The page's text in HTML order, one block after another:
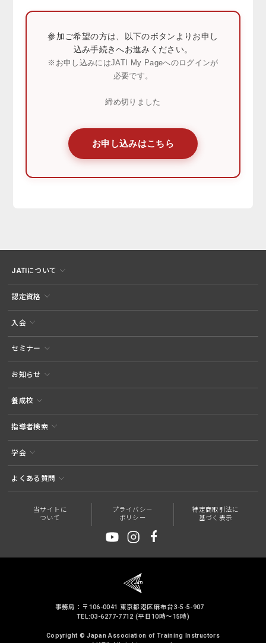
参加ご希望の方は、以下のボタンよりお申し
込み手続きへお進みください。
※お申し込みにはJATI My Pageへのログインが
必要です。
締め切りました
お申し込みはこちら
JATIについて
認定資格
入会
セミナー
お知らせ
養成校
指導者検索
学会
よくある質問
当サイトに
ついて
プライバシー
ポリシー
特定商取引法に
基づく表示
事務局：〒106-0041 東京都港区麻布台3-5-5-907
TEL:03-6277-7712 (平日10時～15時)
Copyright © Japan Association of Training Instructors